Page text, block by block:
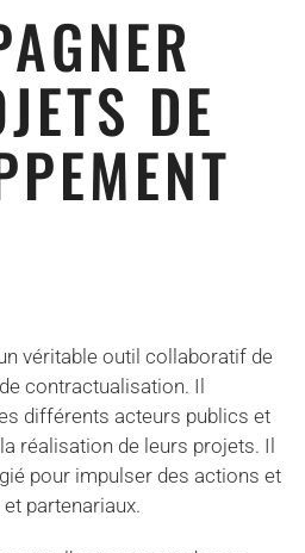
DE
véritable outil collaboratif de
contractualisation. Il
différents acteurs publics et
réalisation de leurs projets. Il
pour impulser des actions et
partenariaux.